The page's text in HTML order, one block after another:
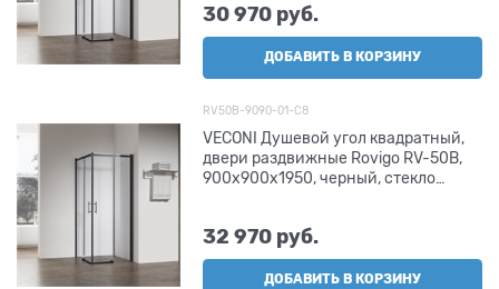
30 970 руб.
ДОБАВИТЬ В КОРЗИНУ
RV50B-9090-01-C8
VECONI Душевой угол квадратный,
двери раздвижные Rovigo RV-50B,
900х900х1950, черный, стекло
32 970 руб.
ДОБАВИТЬ В КОРЗИНУ